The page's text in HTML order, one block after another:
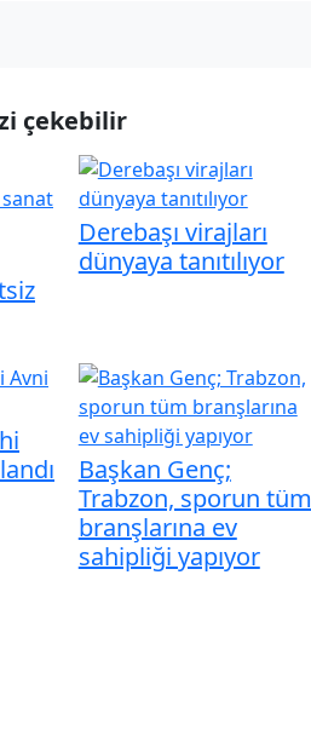
çekebilir
Derebaşı virajları
dünyaya tanıtılıyor
Başkan Genç;
Trabzon, sporun tüm
branşlarına ev
sahipliği yapıyor